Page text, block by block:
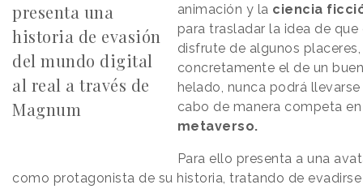
presenta una
historia de evasión
del mundo digital
al real a través de
Magnum
animación y la ciencia
para trasladar la idea de que
disfrute de algunos placeres,
concretamente el de un
helado, nunca podrá llevarse
cabo de manera competa
metaverso.
Para ello presenta a una
como protagonista de su historia, tratando de evadirse